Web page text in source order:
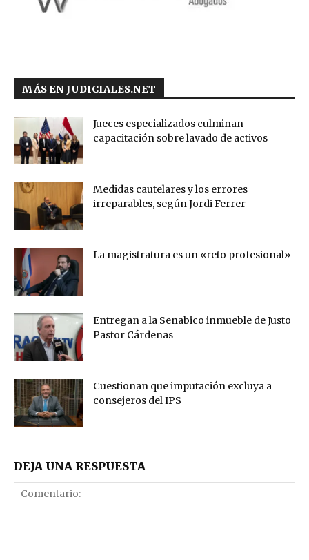
MÁS EN JUDICIALES.NET
Jueces especializados culminan
capacitación sobre lavado de activos
Medidas cautelares y los errores
irreparables, según Jordi Ferrer
La magistratura es un «reto profesional»
Entregan a la Senabico inmueble de Justo
Pastor Cárdenas
Cuestionan que imputación excluya a
consejeros del IPS
DEJA UNA RESPUESTA